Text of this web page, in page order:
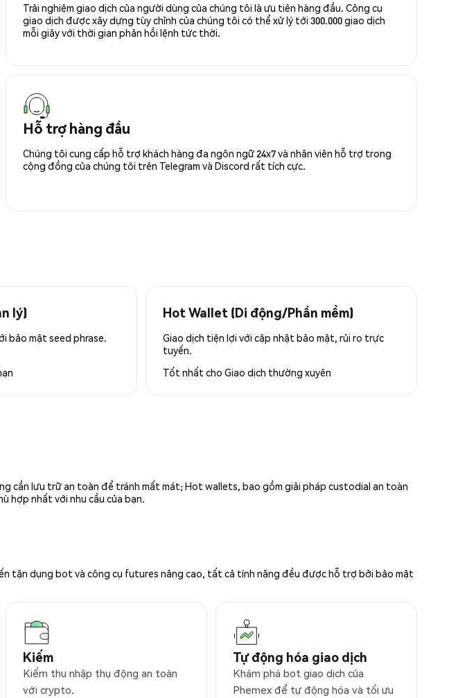
Trải nghiệm giao dịch của người dùng của chúng tôi là ưu tiên hàng đầu. Công cụ
giao dịch được xây dựng tùy chỉnh của chúng tôi có thể xử lý tới 300.000 giao dịch
mỗi giây với thời gian phản hồi lệnh tức thời.
Hỗ trợ hàng đầu
Chúng tôi cung cấp hỗ trợ khách hàng đa ngôn ngữ 24x7 và nhân viên hỗ trợ trong
cộng đồng của chúng tôi trên Telegram và Discord rất tích cực.
lý)
bảo mật seed phrase.
Hot Wallet (Di động/Phần mềm)
Giao dịch tiện lợi với cập nhật bảo mật, rủi ro trực
tuyến.
Tốt nhất cho Giao dịch thường xuyên
cần lưu trữ an toàn để tránh mất mát; Hot wallets, bao gồm giải pháp custodial an toàn
hợp nhất với nhu cầu của bạn.
tận dụng bot và công cụ futures nâng cao, tất cả tính năng đều được hỗ trợ bởi bảo mật
Kiếm
Kiếm thu nhập thụ động an toàn
với crypto.
Tự động hóa giao dịch
Khám phá bot giao dịch của
Phemex để tự động hóa và tối ưu